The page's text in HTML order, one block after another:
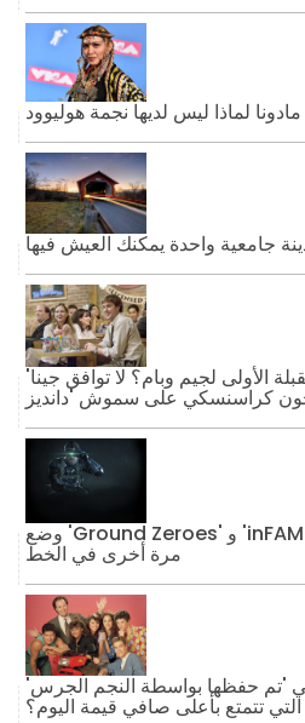
لماذا ليس لديها نجمة هوليوود
جامعية واحدة يمكنك العيش فيها
'المكتب': متى كانت القبلة الأولى لجيم وبام؟ لا توافق جينا
وضع 'Ground Zeroes' و 'inFAMOUS' Xbox و 'Titanfall'
مرة أخرى في الخط
'تم حفظها بواسطة النجم الجرس'
التي تتمتع بأعلى صافي قيمة اليوم؟